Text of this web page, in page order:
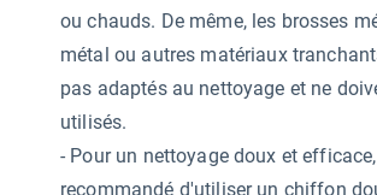
ou chauds. De même, les brosses
métal ou autres matériaux
pas adaptés au nettoyage et ne
utilisés.
- Pour un nettoyage doux et
recommandé d'utiliser un chiffon